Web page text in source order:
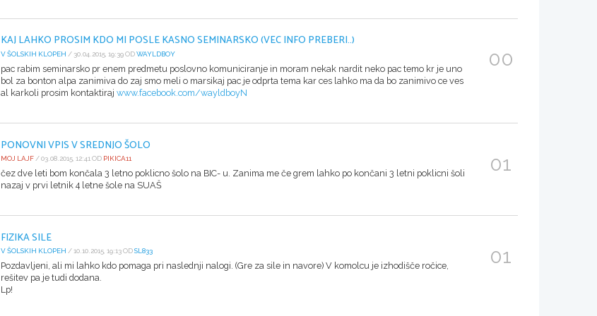
KAJ LAHKO PROSIM KDO MI POSLE KASNO SEMINARSKO (VEC INFO PREBERI..)
V ŠOLSKIH KLOPEH / 30.04.2015, 19:39 ODWAYLDBOY
pac rabim seminarsko pr enem predmetu poslovno komuniciranje in moram nekak nardit neko pac temo kr je uno
bol za bonton alpa zanimiva do zaj smo meli o marsikaj pac je odprta tema kar ces lahko ma da bo zanimivo ce ves
al karkoli prosim kontaktirajwww.facebook.com/wayldboyN
00
PONOVNI VPIS V SREDNJO ŠOLO
MOJ LAJF / 03.08.2015, 12:41 OD PIKICA11
čez dve leti bom končala 3 letno poklicno šolo na BIC- u. Zanima me če grem lahko po končani 3 letni poklicni šoli
nazaj v prvi letnik 4 letne šole na SUAŠ
01
FIZIKA SILE
V ŠOLSKIH KLOPEH / 10.10.2015, 19:13 ODSL833
Pozdavljeni, ali mi lahko kdo pomaga pri naslednji nalogi. (Gre za sile in navore) V komolcu je izhodišče ročice,
rešitev pa je tudi dodana.
Lp!
01